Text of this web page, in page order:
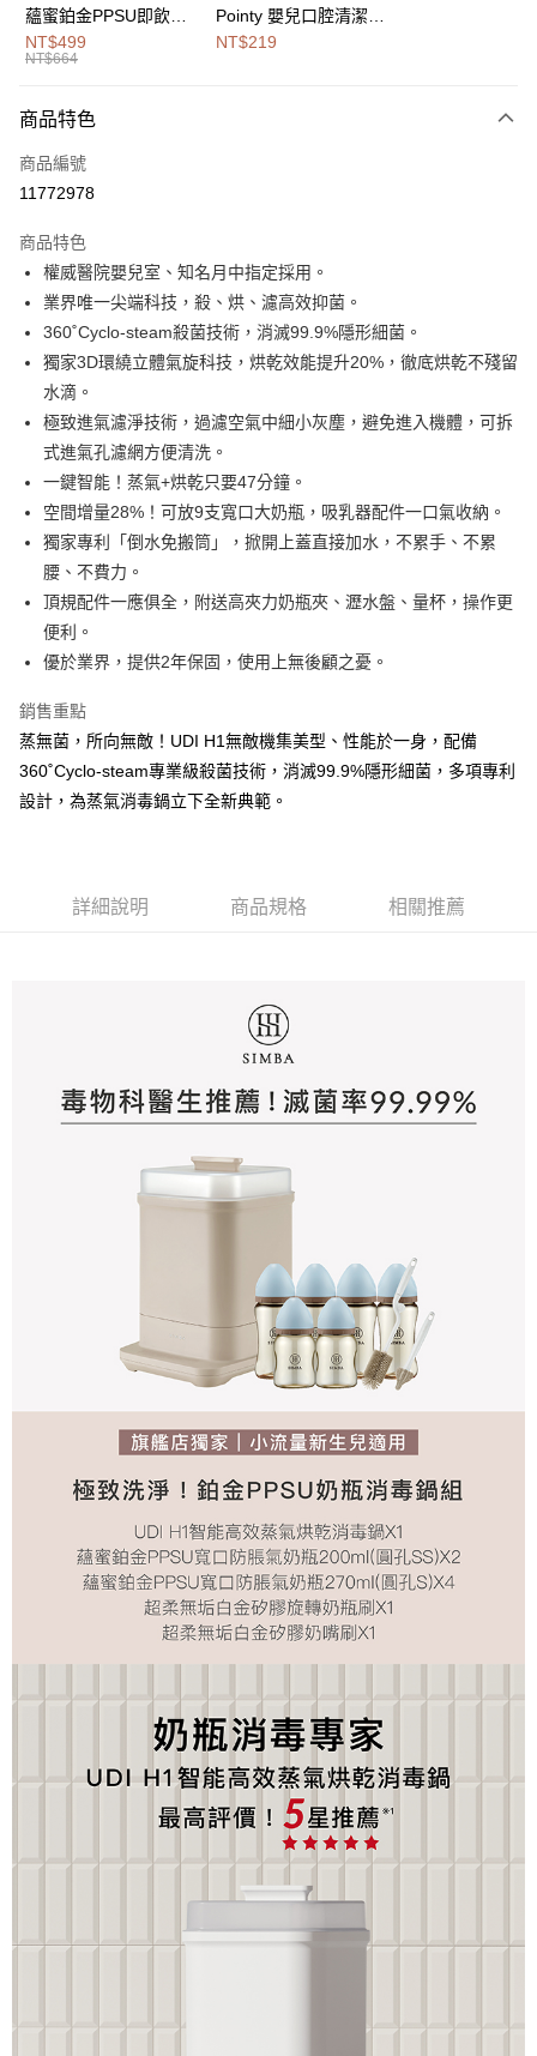
全盈+PAY
大哥付你分期
【大哥付你分期使用說明】
2.付款方式選擇「大哥付你分期」，訂單成立後會自動跳轉到大哥付的交易
流程，驗證手機門號後，選擇欲分期的期數、繳款截止日，確認付款後即完
3.實際核准額度、可分期數及費用金額請依後續交易確認頁面所載為準。
4.訂單成立30分鐘內，如未前往確認交易或遇審核未通過，訂單將自動取
消。如遇「轉專審核」未通過狀況，表示未達大哥付你分期系統評分，恕無
法說明評估內容。
1.分期款項不併入電信帳單，「大哥付你分期」於每月結算日後寄送繳費提
醒簡訊。
2.透過簡訊連結打開帳單後，可選擇「超商條碼／台灣大直營門市／銀行轉
帳／街口支付／iPASS MONEY」等通路繳費。
【注意事項】
用戶於交易時，得透過本服務購買商品或服務，並由商店將買賣／分期付款
買賣價金債權讓與本公司後，依約使用本公司帳單繳交帳款。
2.基於同意付款使用「大哥付你分期」之契約關係目的，商店將以您的個人
資料（包含姓名、電話或地址）提供予台灣大哥大進項蒐集、處理及利用，
由本公司與您本人進行分期帳單所需資料之確認、核對及更正。
3.完整用戶服務條款，請詳閱以下連結：https://oppay.tw/userRule
相關說明
【關於「AFTEE先享後付」】
便利好安心！
１．簡單：不需註冊會員、不需綁卡、不需儲值。
２．便利：只要手機號碼，簡訊認證，即可結帳。
３．安心：先確認商品／服務後，再付款。
１．於結帳方式選擇「AFTEE先享後付」後，將跳轉至「AFTEE先享後付」
結帳頁面，進行簡訊認證並確認金額後，即可完成結帳。
２．訂單成立數日內，您將收到繳費通知簡訊。
３．收到繳費通知簡訊後14天內，點擊此簡訊中的連結，可透過四大超商／
ATM／網路銀行／等多元方式進行付款，方視為交易完成。
※ 請注意：結帳手續完成當下不需立刻繳費，但若您需要取消訂單，請聯絡
購買商品的店家。未經商家同意取消之訂單仍視為有效，需透過AFTEE先享
後付繳納相關費用。
※ 交易是否成功請以「AFTEE先享後付 」之結帳頁面顯示為準，若有關於
是否繳費成功／繳費後需取消欲退款等相關疑問，請聯繫「AFTEE先享後付
【注意事項】
１．透過由恩沛科技股份有限公司提供之「AFTEE先享後付」服務完成之交
易，需依本服務之必要範圍內提供個人資料，並將交易相關給付款項請求債
２．關於個人資料處理事宜，請瀏覽以下網址：
https://aftee.tw/terms/#terms3
３．未成年的使用者請事先徵得法定代理人或監護人之同意方可使用
「AFTEE先享後付」，若未經同意申辦者引起之損失，本公司不負相關責
任。
恩沛科技股份有限公司將有權停止該用戶之使用額度並採取法律行動。
相關說明
「Hami Point」為中華電信所提供之點數服務，可於會員專區綁定中華電信
會員帳號後，即可在購物車使用 Hami Point 折抵消費金額 (1點等於1元)。
ATM付款
宅配
每筆NT$100，滿NT$1,000(含以上)免運費
蘊蜜鉑金PPSU即飲水
壺400ml
NT$499
NT$664
Pointy 嬰兒口腔清潔指
套 (100入)
NT$219
商品特色
商品編號
11772978
商品特色
權威醫院嬰兒室、知名月中指定採用。
業界唯一尖端科技，殺、烘、濾高效抑菌。
360˚Cyclo-steam殺菌技術，消滅99.9%隱形細菌。
獨家3D環繞立體氣旋科技，烘乾效能提升20%，徹底烘乾不殘留
水滴。
極致進氣濾淨技術，過濾空氣中細小灰塵，避免進入機體，可拆
式進氣孔濾網方便清洗。
一鍵智能！蒸氣+烘乾只要47分鐘。
空間增量28%！可放9支寬口大奶瓶，吸乳器配件一口氣收納。
獨家專利「倒水免搬筒」，掀開上蓋直接加水，不累手、不累
腰、不費力。
頂規配件一應俱全，附送高夾力奶瓶夾、瀝水盤、量杯，操作更
便利。
優於業界，提供2年保固，使用上無後顧之憂。
銷售重點
蒸無菌，所向無敵！UDI H1無敵機集美型、性能於一身，配備
360˚Cyclo-steam專業級殺菌技術，消滅99.9%隱形細菌，多項專利
設計，為蒸氣消毒鍋立下全新典範。
詳細說明 商品規格 相關推薦